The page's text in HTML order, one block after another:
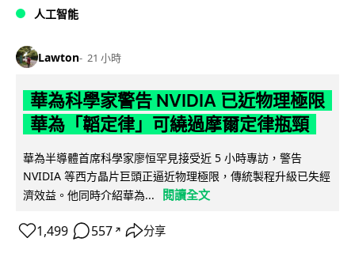
人工智能
Lawton 21 小時
華為科學家警告 NVIDIA 已近物理極限
華為「韜定律」可繞過摩爾定律瓶頸
華為半導體首席科學家廖恒罕見接受近 5 小時專訪，警告
NVIDIA 等西方晶片巨頭正逼近物理極限，傳統製程升級已失經
濟效益。他同時介紹華為...
閱讀全文
1,499 557 ↗ 分享